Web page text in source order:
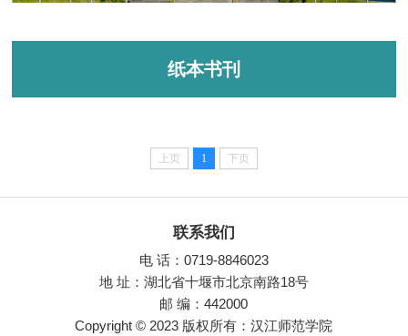
纸本书刊
上页 1 下页
联系我们
电 话：0719-8846023
地 址：湖北省十堰市北京南路18号
邮 编：442000
Copyright © 2023 版权所有：汉江师范学院